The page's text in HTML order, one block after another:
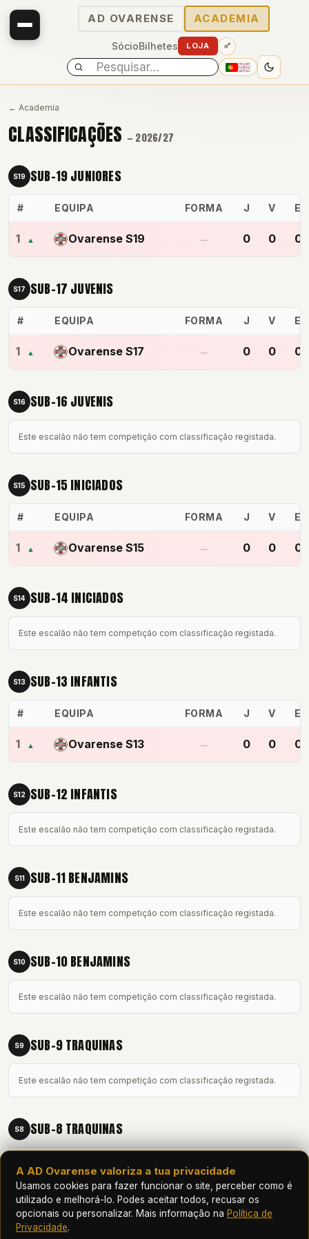
AD OVARENSE ACADEMIA
SócioBilhetes LOJA
← Academia
CLASSIFICAÇÕES — 2026/27
S19 SUB-19 JUNIORES
# EQUIPA FORMA J V E
1 ▲ Ovarense S19 — 0 0 0
S17 SUB-17 JUVENIS
# EQUIPA FORMA J V E
1 ▲ Ovarense S17 — 0 0 0
S16 SUB-16 JUVENIS
Este escalão não tem competição com classificação registada.
S15 SUB-15 INICIADOS
# EQUIPA FORMA J V E
1 ▲ Ovarense S15 — 0 0 0
S14 SUB-14 INICIADOS
Este escalão não tem competição com classificação registada.
S13 SUB-13 INFANTIS
# EQUIPA FORMA J V E
1 ▲ Ovarense S13 — 0 0 0
S12 SUB-12 INFANTIS
Este escalão não tem competição com classificação registada.
S11 SUB-11 BENJAMINS
Este escalão não tem competição com classificação registada.
S10 SUB-10 BENJAMINS
Este escalão não tem competição com classificação registada.
S9 SUB-9 TRAQUINAS
Este escalão não tem competição com classificação registada.
S8 SUB-8 TRAQUINAS
Este escalão não tem competição com classificação registada.
S7 SUB-7 PETIZES
A AD Ovarense valoriza a tua privacidade
Usamos cookies para fazer funcionar o site, perceber como é
utilizado e melhorá-lo. Podes aceitar todos, recusar os
opcionais ou personalizar. Mais informação na Política de
Privacidade.